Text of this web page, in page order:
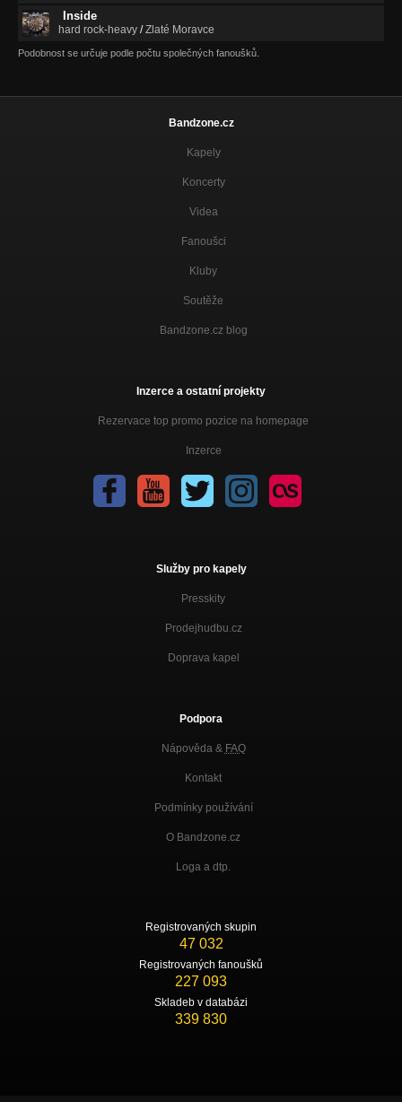
Inside
hard rock-heavy /Zlaté Moravce
Podobnost se určuje podle počtu společných fanoušků.
Bandzone.cz
Kapely
Koncerty
Videa
Fanoušci
Kluby
Soutěže
Bandzone.cz blog
Inzerce a ostatní projekty
Rezervace top promo pozice na homepage
Inzerce
Služby pro kapely
Presskity
Prodejhudbu.cz
Doprava kapel
Podpora
Nápověda & FAQ
Kontakt
Podmínky používání
O Bandzone.cz
Loga a dtp.
Registrovaných skupin
47 032
Registrovaných fanoušků
227 093
Skladeb v databázi
339 830